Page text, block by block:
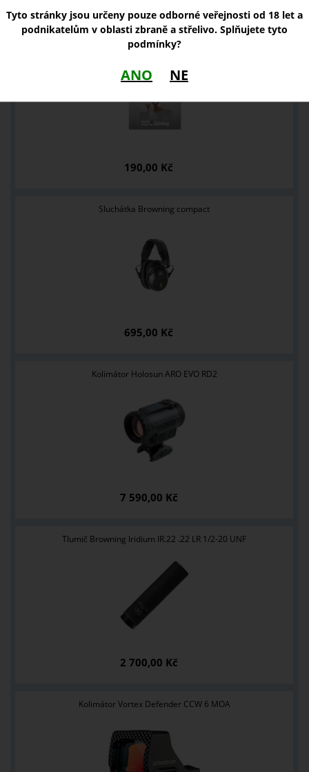
NOVINKY
Thermo terče Nocpix
190,00 Kč
Sluchátka Browning compact
695,00 Kč
Kolimátor Holosun ARO EVO RD2
7 590,00 Kč
Tlumič Browning Iridium IR.22 .22 LR 1/2-20 UNF
2 700,00 Kč
Kolimátor Vortex Defender CCW 6 MOA
Tyto stránky jsou určeny pouze odborné veřejnosti od 18 let a
podnikatelům v oblasti zbraně a střelivo. Splňujete tyto
podmínky?
ANO NE